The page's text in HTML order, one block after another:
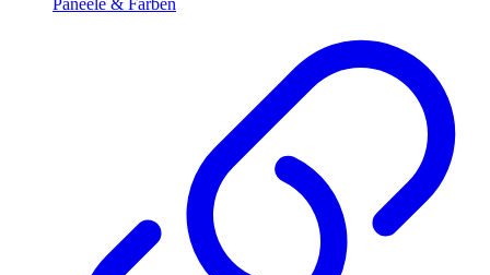
Paneele & Farben